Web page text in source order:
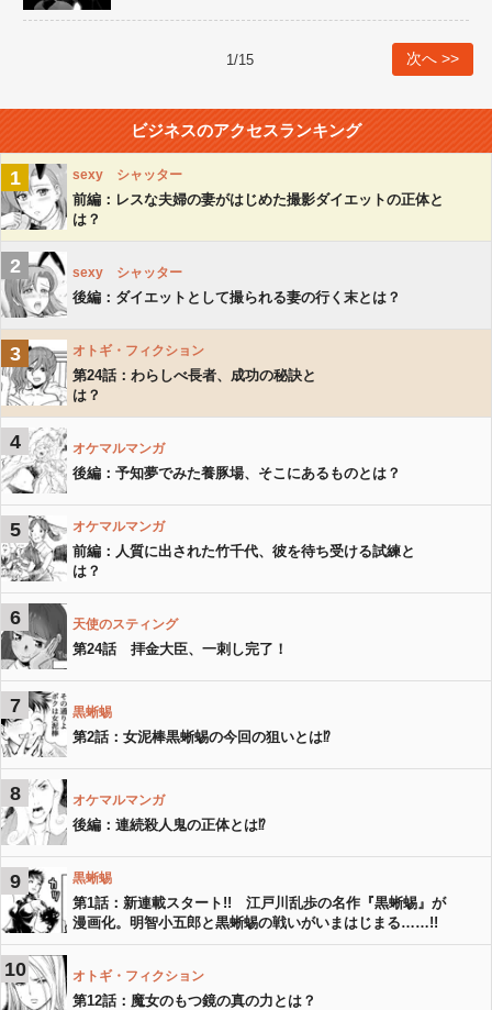
1/15 次へ >>
ビジネスのアクセスランキング
1 sexy シャッター
前編：レスな夫婦の妻がはじめた撮影ダイエットの正体と
は？
2 sexy シャッター
後編：ダイエットとして撮られる妻の行く末とは？
3 オトギ・フィクション
第24話：わらしべ長者、成功の秘訣と
は？
4 オケマルマンガ
後編：予知夢でみた養豚場、そこにあるものとは？
5 オケマルマンガ
前編：人質に出された竹千代、彼を待ち受ける試練と
は？
6 天使のスティング
第24話 拝金大臣、一刺し完了！
7 黒蜥蜴
第2話：女泥棒黒蜥蜴の今回の狙いとは⁉︎
8 オケマルマンガ
後編：連続殺人鬼の正体とは⁉︎
9 黒蜥蜴
第1話：新連載スタート!! 江戸川乱歩の名作『黒蜥蜴』が
漫画化。明智小五郎と黒蜥蜴の戦いがいまはじまる……!!
10 オトギ・フィクション
第12話：魔女のもつ鏡の真の力とは？